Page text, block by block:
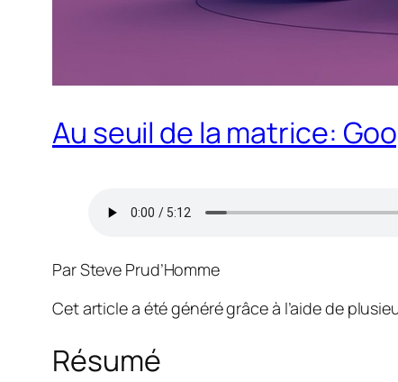
Au seuil de la matrice:
Par Steve Prud’Homme
Cet article a été généré grâce à l’aide de
Résumé